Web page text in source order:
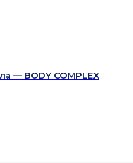
— BODY COMPLEX